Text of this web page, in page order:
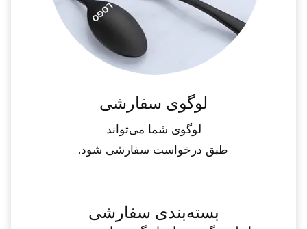
لوگوی سفارشی
لوگوی شما می‌تواند
طبق درخواست سفارشی شود.
بسته‌بندی سفارشی